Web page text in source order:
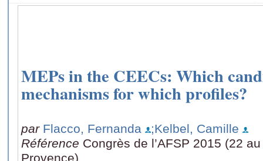
MEPs in the CEECs: Which
mechanisms for which profiles?
par Flacco, Fernanda
;Kelbel, Camille
Référence Congrès de l’AFSP 2015 (22
Provence)